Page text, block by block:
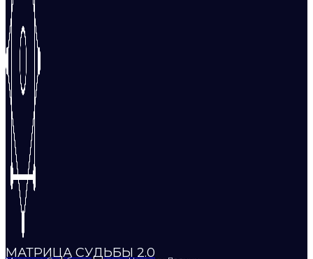
МАТРИЦА СУДЬБЫ 2.0